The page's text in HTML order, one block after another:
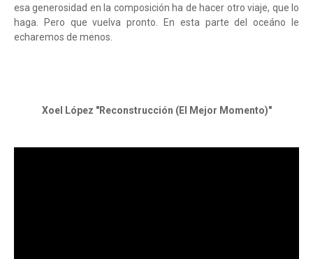
esa generosidad en la composición ha de hacer otro viaje, que lo
haga. Pero que vuelva pronto. En esta parte del oceáno le
echaremos de menos.
Xoel López "Reconstrucción (El Mejor Momento)"